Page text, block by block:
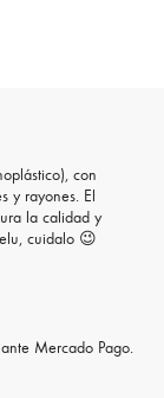
con
y rayones. El
la calidad y
cuidalo 😉
Mercado Pago.